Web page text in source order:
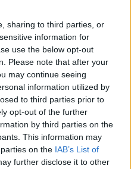
sharing to third parties, or
information for
use the below opt-out
Please note that after your
may continue seeing
information utilized by
to third parties prior to
opt-out of the further
by third parties on the
This information may
on the IAB’s List of
further disclose it to other
háttérben.
Waze: A két
küzdelme a
Police
birtokolja, még mindig
feltelepíteni.